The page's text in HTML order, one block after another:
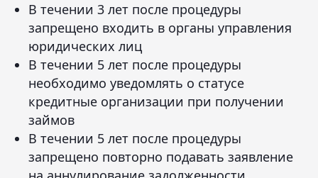
В течении 3 лет после процедуры
запрещено входить в органы управления
юридических лиц
В течении 5 лет после процедуры
необходимо уведомлять о статусе
кредитные организации при получении
займов
В течении 5 лет после процедуры
запрещено повторно подавать заявление